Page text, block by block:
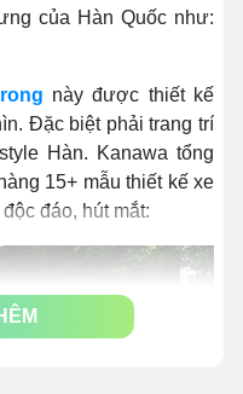
của Hàn Quốc như:
này được thiết kế
Đặc biệt phải trang trí
Hàn. Kanawa tổng
15+ mẫu thiết kế xe
đáo, hút mắt: